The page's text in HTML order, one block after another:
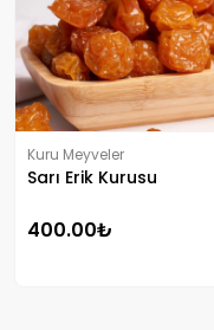
Kuru Meyveler
Sarı Erik Kurusu
400.00₺